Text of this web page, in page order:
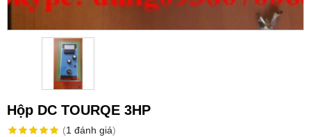
Hộp DC TOURQE 3HP
(1 đánh giá)